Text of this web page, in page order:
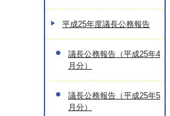
平成25年度議長公務報告
議長公務報告（平成25年4
月分）
議長公務報告（平成25年5
月分）